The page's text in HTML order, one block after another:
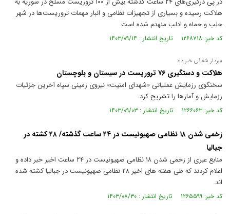
هلاکت رسیده و بسیاری از تجهیزات نظامی و انبار مهمات تروریست‌ها در شهر
حلب و حماه و ادلب منهدم شده است.
کد خبر: ۱۲۶۸۷۱۸ تاریخ انتشار : ۱۴۰۳/۰۹/۱۴
سردار شفائی خبر داد
هلاکت‌ و دستگیری ۷۶ تروریست در سیستان‌ و بلوچستان‌
سخنگوی رزمایش عملیاتی «شهدای امنیت» نیروی زمینی سپاه آخرین جزئیات
رزمایش و آمارها را تشریح کرد.
کد خبر: ۱۲۶۶۰۶۳ تاریخ انتشار : ۱۴۰۳/۰۹/۰۳
زخمی شدن ۱۸ نظامی صهیونیست در ۲۴ ساعت گذشته/ ۲۸ کشته در
جبالیا
منابع عبری از زخمی شدن ۱۸ نظامی صهیونیست در ۲۴ ساعت اخیر خبر داده و
اعلام کردند که طی هفته های اخیر ۲۸ نظامی صهیونیست در جبالیا کشته شده
اند.
کد خبر: ۱۲۶۵۵۹۹ تاریخ انتشار : ۱۴۰۳/۰۸/۳۰